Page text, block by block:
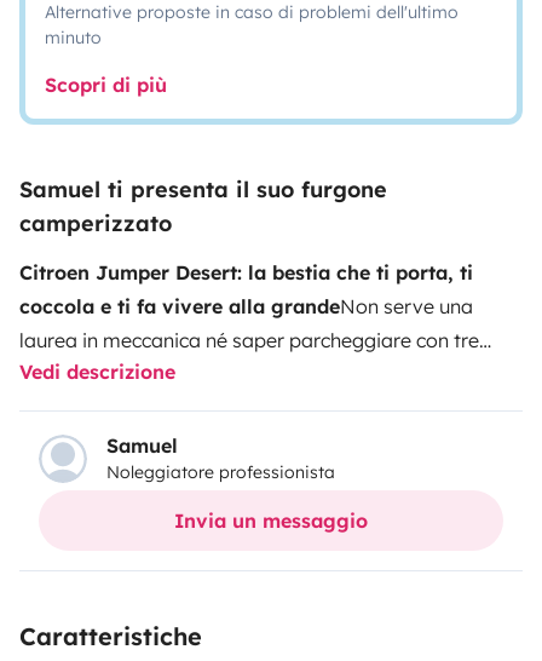
Alternative proposte in caso di problemi dell'ultimo
minuto
Scopri di più
Samuel ti presenta il suo furgone
camperizzato
Citroen Jumper Desert: la bestia che ti porta, ti
coccola e ti fa vivere alla grandeNon serve una
laurea in meccanica né saper parcheggiare con tre
manovre. Questo van è facile da guidare e ancora più
facile da godersi. Spazioso, fluido e pieno di sorprese.
Qui non si sopravvive:
quello che ti serve (e pure di più): Un materasso che ti
abbraccia come una felpa preferita. Vetri oscurati:
tutta la roba del “non si sa mai”. E sì, puoi farti una
parte la tua playlist da strada.
Vedi descrizione
Samuel
Noleggiatore professionista
Invia un messaggio
Caratteristiche